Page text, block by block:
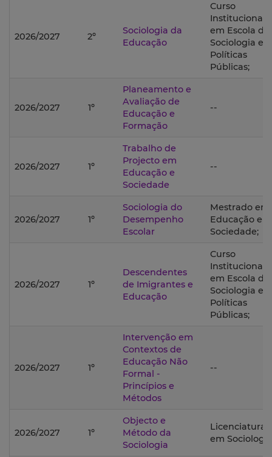
2026/2027 2º
Sociologia da
Educação
Curso
Institucional
em Escola de
Sociologia e
Políticas
Públicas;
2026/2027 1º
Planeamento e
Avaliação de
Educação e
Formação
--
2026/2027 1º
Trabalho de
Projecto em
Educação e
Sociedade
--
2026/2027 1º
Sociologia do
Desempenho
Escolar
Mestrado em
Educação e
Sociedade;
2026/2027 1º
Descendentes
de Imigrantes e
Educação
Curso
Institucional
em Escola de
Sociologia e
Políticas
Públicas;
2026/2027 1º
Intervenção em
Contextos de
Educação Não
Formal -
Princípios e
Métodos
--
2026/2027 1º
Objecto e
Método da
Sociologia
Licenciatura
em